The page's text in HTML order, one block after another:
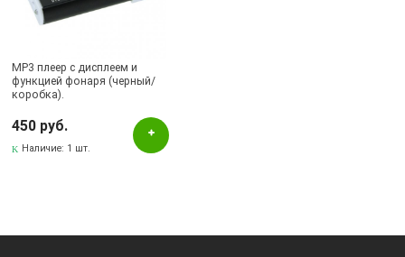
MP3 плеер с дисплеем и
функцией фонаря (черный/
коробка).
450 руб.
Наличие: 1 шт.